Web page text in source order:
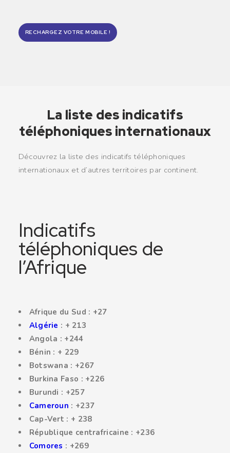
RECHARGEZ VOTRE MOBILE !
La liste des indicatifs
téléphoniques internationaux
Découvrez la liste des indicatifs téléphoniques
internationaux et d’autres territoires par continent.
Indicatifs
téléphoniques de
l’Afrique
Afrique du Sud : +27
Algérie : + 213
Angola : +244
Bénin : + 229
Botswana : +267
Burkina Faso : +226
Burundi : +257
Cameroun : +237
Cap-Vert : + 238
République centrafricaine : +236
Comores : +269